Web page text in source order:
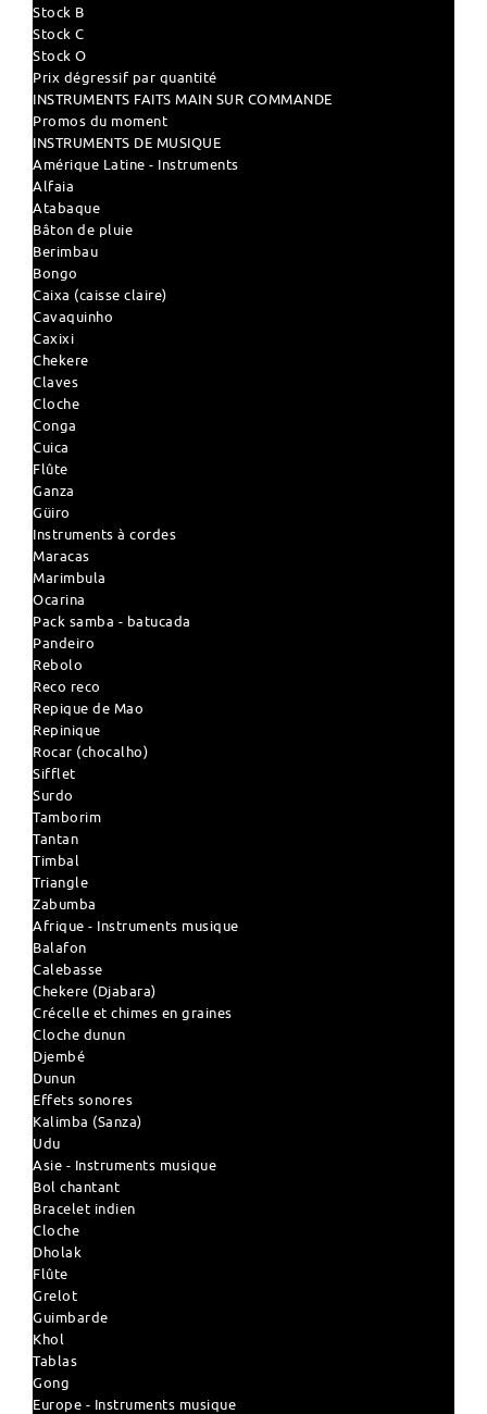
Stock B
Stock C
Stock O
Prix dégressif par quantité
INSTRUMENTS FAITS MAIN SUR COMMANDE
Promos du moment
INSTRUMENTS DE MUSIQUE
Amérique Latine - Instruments
Alfaia
Atabaque
Bâton de pluie
Berimbau
Bongo
Caixa (caisse claire)
Cavaquinho
Caxixi
Chekere
Claves
Cloche
Conga
Cuica
Flûte
Ganza
Güiro
Instruments à cordes
Maracas
Marimbula
Ocarina
Pack samba - batucada
Pandeiro
Rebolo
Reco reco
Repique de Mao
Repinique
Rocar (chocalho)
Sifflet
Surdo
Tamborim
Tantan
Timbal
Triangle
Zabumba
Afrique - Instruments musique
Balafon
Calebasse
Chekere (Djabara)
Crécelle et chimes en graines
Cloche dunun
Djembé
Dunun
Effets sonores
Kalimba (Sanza)
Udu
Asie - Instruments musique
Bol chantant
Bracelet indien
Cloche
Dholak
Flûte
Grelot
Guimbarde
Khol
Tablas
Gong
Europe - Instruments musique